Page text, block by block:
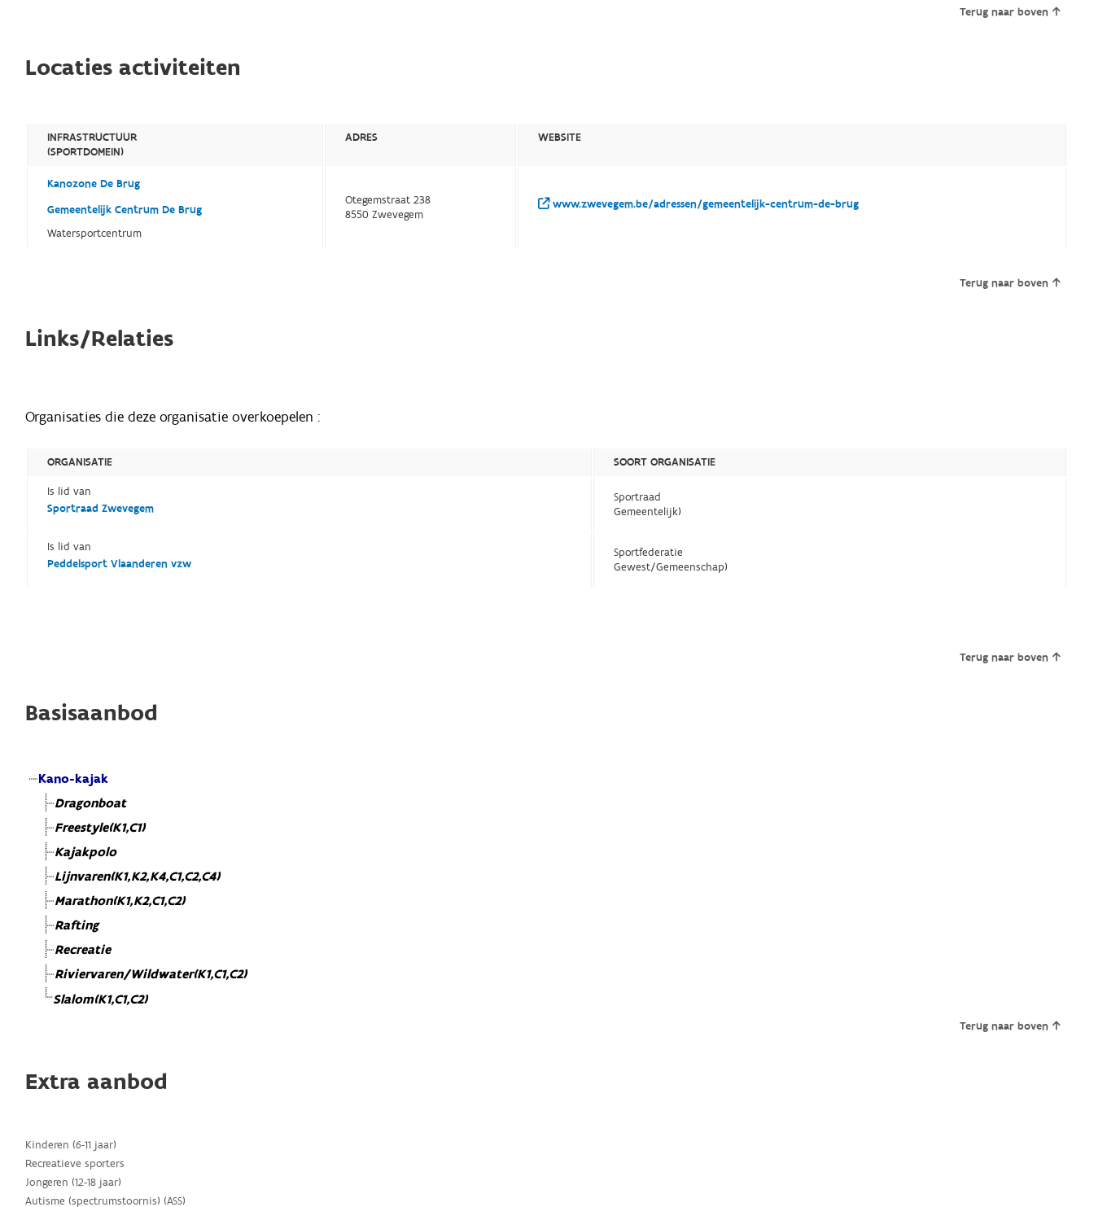
Terug naar boven
Locaties activiteiten
INFRASTRUCTUUR
(SPORTDOMEIN)
ADRES WEBSITE
Kanozone De Brug
Gemeentelijk Centrum De Brug
Watersportcentrum
Otegemstraat 238
8550 Zwevegem
www.zwevegem.be/adressen/gemeentelijk-centrum-de-brug
Terug naar boven
Links/Relaties
Organisaties die deze organisatie overkoepelen :
ORGANISATIE
SOORT ORGANISATIE
Is lid van
Sportraad Zwevegem
Sportraad
Gemeentelijk)
Is lid van
Peddelsport Vlaanderen vzw
Sportfederatie
Gewest/Gemeenschap)
Terug naar boven
Basisaanbod
Kano-kajak
Dragonboat
Freestyle(K1,C1)
Kajakpolo
Lijnvaren(K1,K2,K4,C1,C2,C4)
Marathon(K1,K2,C1,C2)
Rafting
Recreatie
Riviervaren/Wildwater(K1,C1,C2)
Slalom(K1,C1,C2)
Terug naar boven
Extra aanbod
Kinderen (6-11 jaar)
Recreatieve sporters
Jongeren (12-18 jaar)
Autisme (spectrumstoornis) (ASS)